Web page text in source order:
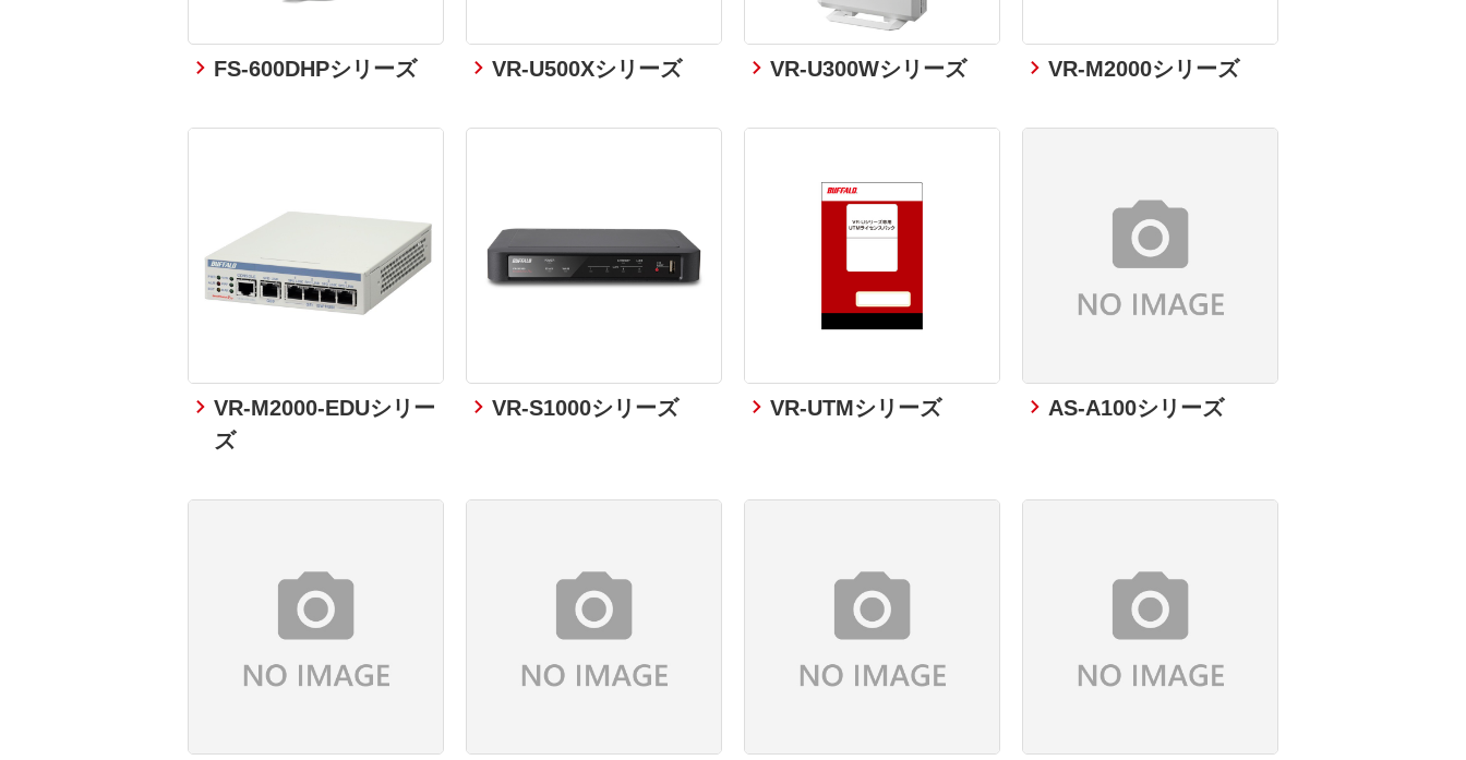
FS-600DHPシリーズ VR-U500Xシリーズ VR-U300Wシリーズ VR-M2000シリーズ
VR-M2000-EDUシリー
ズ
VR-S1000シリーズ VR-UTMシリーズ AS-A100シリーズ